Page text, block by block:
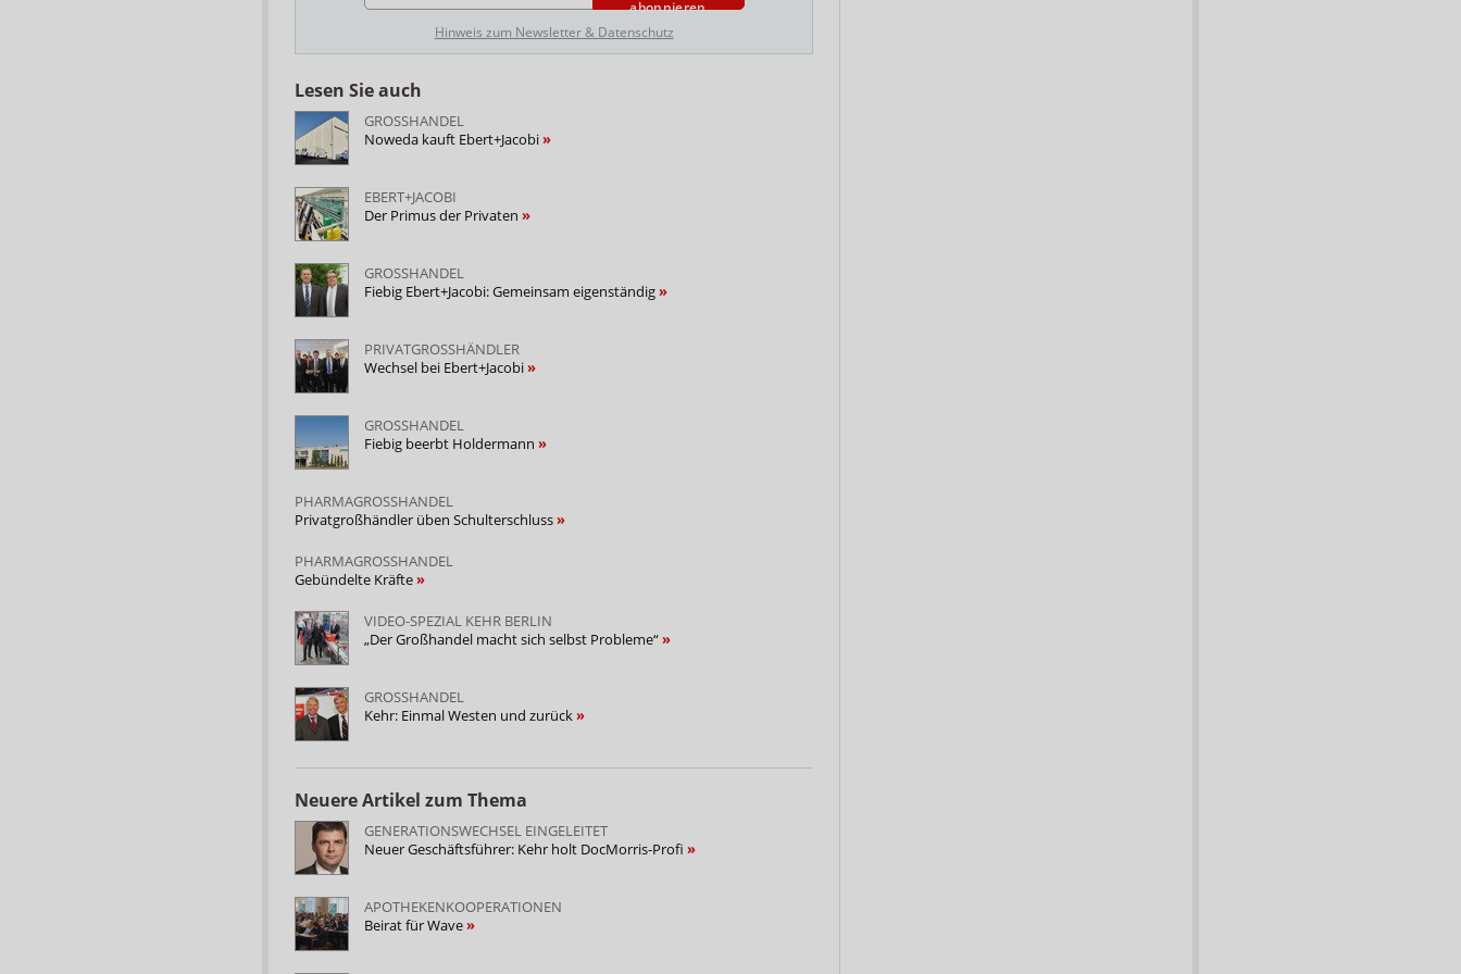
abonnieren
Hinweis zum Newsletter & Datenschutz
Lesen Sie auch
GROSSHANDEL
Noweda kauft Ebert+Jacobi
EBERT+JACOBI
Der Primus der Privaten
GROSSHANDEL
Fiebig Ebert+Jacobi: Gemeinsam eigenständig
PRIVATGROSSHÄNDLER
Wechsel bei Ebert+Jacobi
GROSSHANDEL
Fiebig beerbt Holdermann
PHARMAGROSSHANDEL
Privatgroßhändler üben Schulterschluss
PHARMAGROSSHANDEL
Gebündelte Kräfte
VIDEO-SPEZIAL KEHR BERLIN
„Der Großhandel macht sich selbst Probleme“
GROSSHANDEL
Kehr: Einmal Westen und zurück
Neuere Artikel zum Thema
GENERATIONSWECHSEL EINGELEITET
Neuer Geschäftsführer: Kehr holt DocMorris-Profi
APOTHEKENKOOPERATIONEN
Beirat für Wave